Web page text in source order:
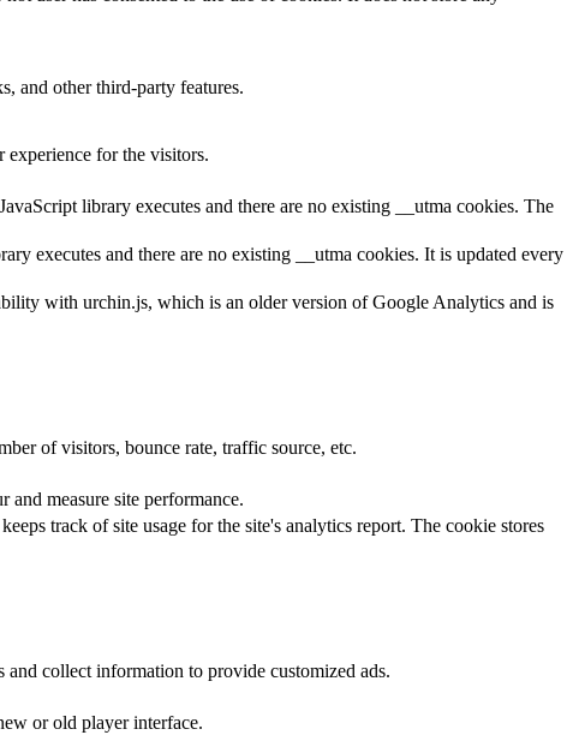
and other third-party features.
experience for the visitors.
library executes and there are no existing __utma cookies. The
executes and there are no existing __utma cookies. It is updated every
with urchin.js, which is an older version of Google Analytics and is
of visitors, bounce rate, traffic source, etc.
measure site performance.
track of site usage for the site's analytics report. The cookie stores
and collect information to provide customized ads.
or old player interface.